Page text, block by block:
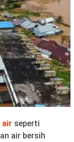
air seperti
air bersih